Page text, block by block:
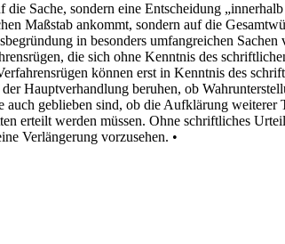
Sache, sondern eine Entscheidung
Maßstab ankommt, sondern auf die
in besonders umfangreichen
die sich ohne Kenntnis des
können erst in Kenntnis des
Hauptverhandlung beruhen, ob
geblieben sind, ob die Aufklärung
erteilt werden müssen. Ohne schriftliches
Verlängerung vorzusehen. •